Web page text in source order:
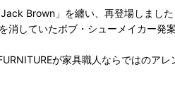
Brown」を纏い、再登場しました
していたボブ・シューメイカー
が家具職人ならではのアレ